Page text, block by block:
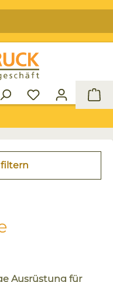
Ausrüstung für